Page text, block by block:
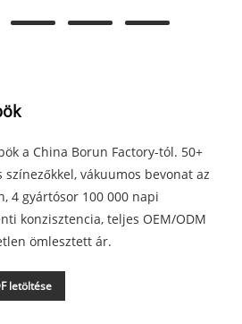
a China Borun Factory-tól. 50+
vákuumos bevonat az
4 gyártósor 100 000 napi
konzisztencia, teljes OEM/ODM
ömlesztett ár.
letöltése